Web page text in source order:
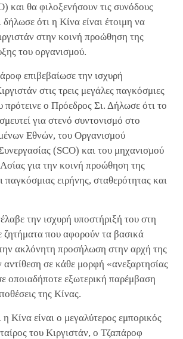
και θα φιλοξενήσουν τις συνόδους
ότι η Κίνα είναι έτοιμη να
στην κοινή προώθηση της
του οργανισμού.
επιβεβαίωσε την ισχυρή
στις τρεις μεγάλες παγκόσμιες
πρότεινε ο Πρόεδρος Σι. Δήλωσε ότι το
για στενό συντονισμό στο
Εθνών, του Οργανισμού
(SCO) και του μηχανισμού
για την κοινή προώθηση της
παγκόσμιας ειρήνης, σταθερότητας και
την ισχυρή υποστήριξή του στη
ζητήματα που αφορούν τα βασικά
ακλόνητη προσήλωση στην αρχή της
αντίθεση σε κάθε μορφή «ανεξαρτησίας
οποιαδήποτε εξωτερική παρέμβαση
της Κίνας.
Κίνα είναι ο μεγαλύτερος εμπορικός
του Κιργιστάν, ο Τζαπάροφ